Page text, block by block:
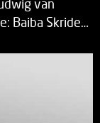
van
Baiba Skride…